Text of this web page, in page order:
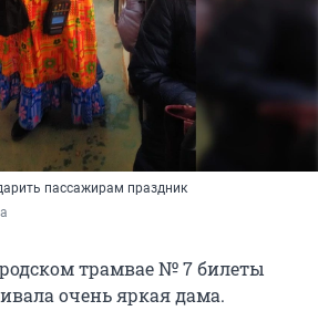
пассажирам праздник
трамвае № 7 билеты
очень яркая дама.